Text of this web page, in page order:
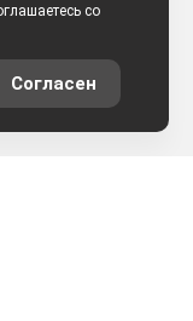
со
Согласен